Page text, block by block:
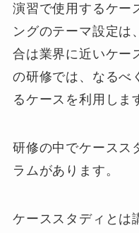
演習で使用するケー
ングのテーマ設定は
合は業界に近いケー
の研修では、なるべ
るケースを利用しま
研修の中でケースス
ラムがあります。
ケーススタディとは